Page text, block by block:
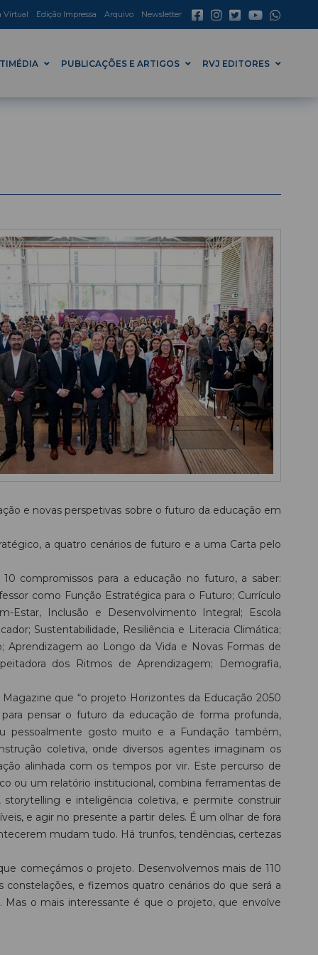
Virtual Edição Impressa Arquivo Newsletter
PUBLICAÇÕES E ARTIGOS RVJ EDITORES
e novas perspetivas sobre o futuro da educação em
a quatro cenários de futuro e a uma Carta pelo
compromissos para a educação no futuro, a saber:
como Função Estratégica para o Futuro; Currículo
Estar, Inclusão e Desenvolvimento Integral; Escola
Sustentabilidade, Resiliência e Literacia Climática;
Aprendizagem ao Longo da Vida e Novas Formas de
dos Ritmos de Aprendizagem; Demografia,
que “o projeto Horizontes da Educação 2050
pensar o futuro da educação de forma profunda,
pessoalmente gosto muito e a Fundação também,
coletiva, onde diversos agentes imaginam os
alinhada com os tempos por vir. Este percurso de
ou um relatório institucional, combina ferramentas de
e inteligência coletiva, e permite construir
e agir no presente a partir deles. É um olhar de fora
mudam tudo. Há trunfos, tendências, certezas
começámos o projeto. Desenvolvemos mais de 110
e fizemos quatro cenários do que será a
o mais interessante é que o projeto, que envolve